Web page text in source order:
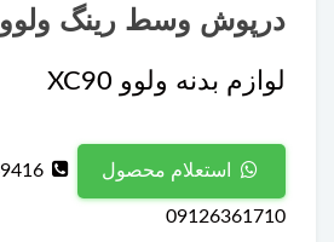
درپوش وسط رینگ ولوو XC90
لوازم بدنه ولوو XC90
استعلام محصول
09126361710